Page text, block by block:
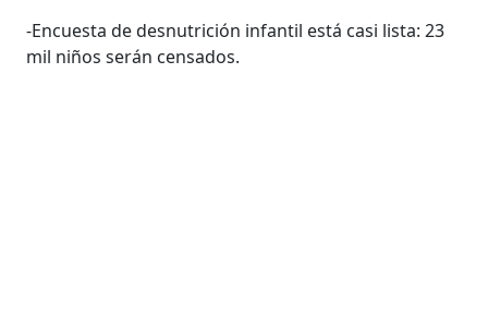
-Encuesta de desnutrición infantil está casi lista: 23
mil niños serán censados.